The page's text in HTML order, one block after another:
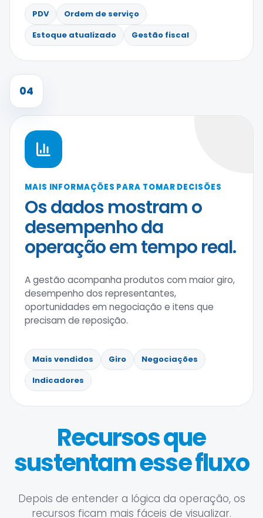
PDV
Ordem de serviço
Estoque atualizado
Gestão fiscal
04
MAIS INFORMAÇÕES PARA TOMAR DECISÕES
Os dados mostram o
desempenho da
operação em tempo real.
A gestão acompanha produtos com maior giro,
desempenho dos representantes,
oportunidades em negociação e itens que
precisam de reposição.
Mais vendidos Giro
Negociações
Indicadores
Recursos que
sustentam esse fluxo
Depois de entender a lógica da operação, os
recursos ficam mais fáceis de visualizar.